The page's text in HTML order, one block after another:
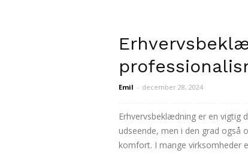
Emil - december 28, 2024
Erhvervsbeklædning er en vigtig
udseende, men i den grad også
komfort. I mange virksomheder